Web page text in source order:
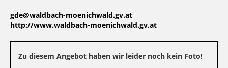
gde@waldbach-moenichwald.gv.at
http://www.waldbach-moenichwald.gv.at
Zu diesem Angebot haben wir leider noch kein Foto!